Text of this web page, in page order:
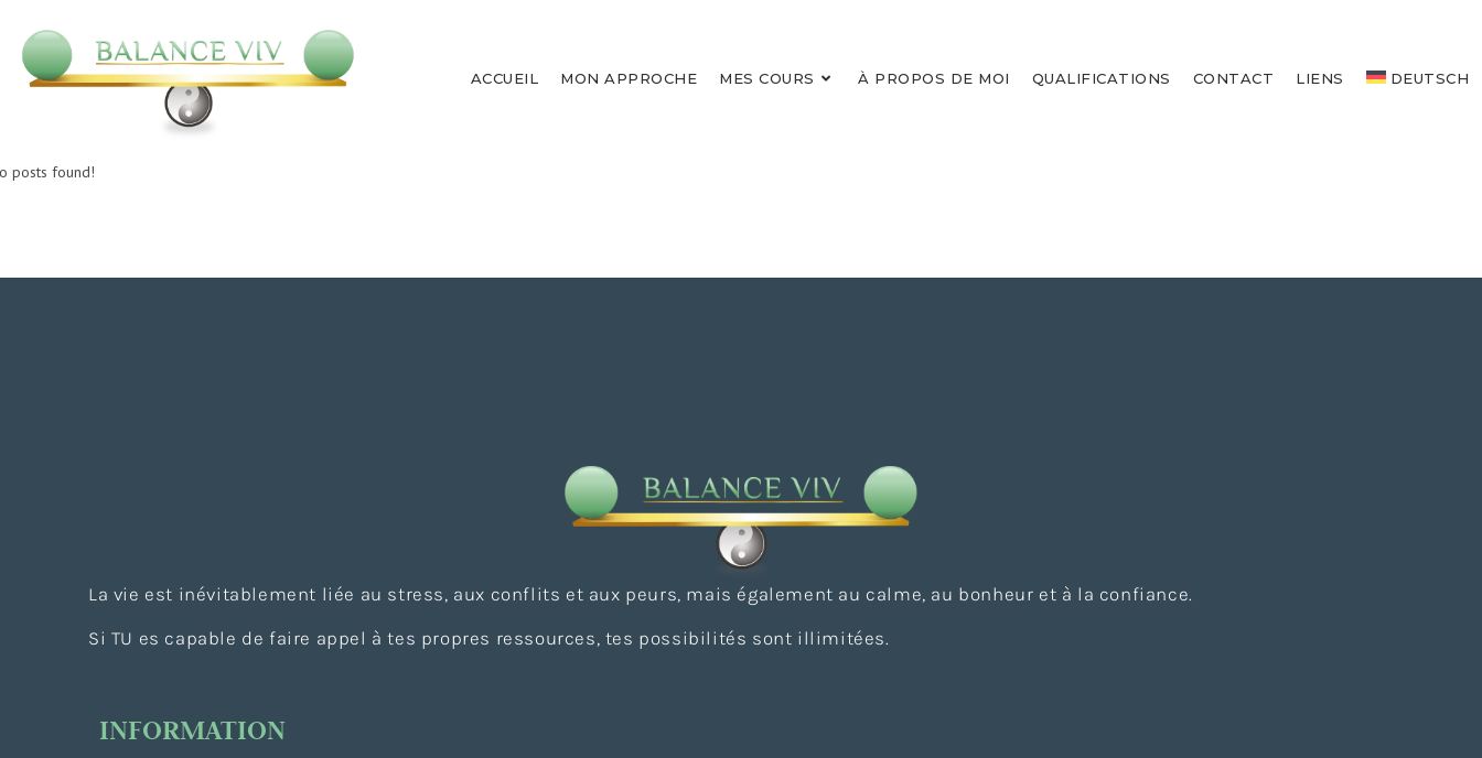
ACCUEIL MON APPROCHE MES COURS À PROPOS DE MOI QUALIFICATIONS CONTACT LIENS DEUTSCH
posts found!
La vie est inévitablement liée au stress, aux conflits et aux peurs, mais également au calme, au bonheur et à la confiance.
Si TU es capable de faire appel à tes propres ressources, tes possibilités sont illimitées.
INFORMATION